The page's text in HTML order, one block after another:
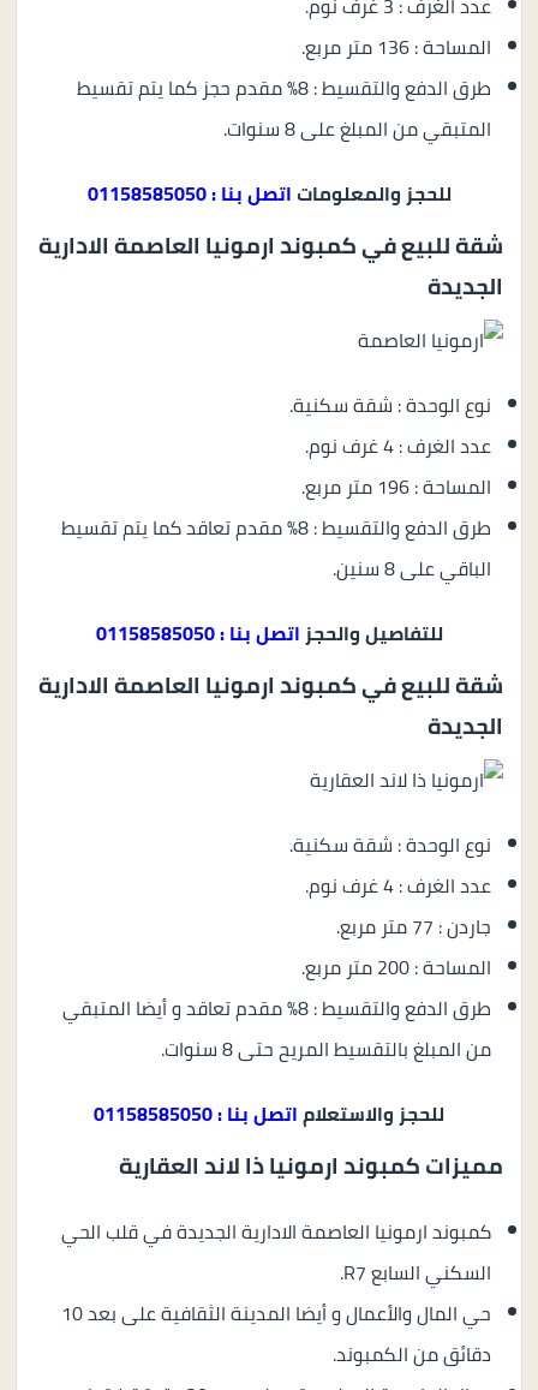
المساحة : 136 متر مربع.
طرق الدفع والتقسيط : 8% مقدم حجز كما يتم تقسيط
المتبقي من المبلغ على 8 سنوات.
للحجز والمعلومات اتصل بنا : 01158585050
شقة للبيع في كمبوند ارمونيا العاصمة الادارية
الجديدة
نوع الوحدة : شقة سكنية.
عدد الغرف : 4 غرف نوم.
المساحة : 196 متر مربع.
طرق الدفع والتقسيط : 8% مقدم تعاقد كما يتم تقسيط
الباقي على 8 سنين.
للتفاصيل والحجزاتصل بنا : 01158585050
شقة للبيع في كمبوند ارمونيا العاصمة الادارية
الجديدة
نوع الوحدة : شقة سكنية.
عدد الغرف : 4 غرف نوم.
جاردن : 77 متر مربع.
المساحة : 200 متر مربع.
طرق الدفع والتقسيط : 8% مقدم تعاقد و أيضا المتبقي
من المبلغ بالتقسيط المريح حتى 8 سنوات.
للحجز والاستعلاماتصل بنا : 01158585050
مميزات كمبوند ارمونيا ذا لاند العقارية
كمبوند ارمونيا العاصمة الادارية الجديدة في قلب الحي
السكني السابع R7.
حي المال والأعمال و أيضا المدينة الثقافية على بعد 10
دقائق من الكمبوند.